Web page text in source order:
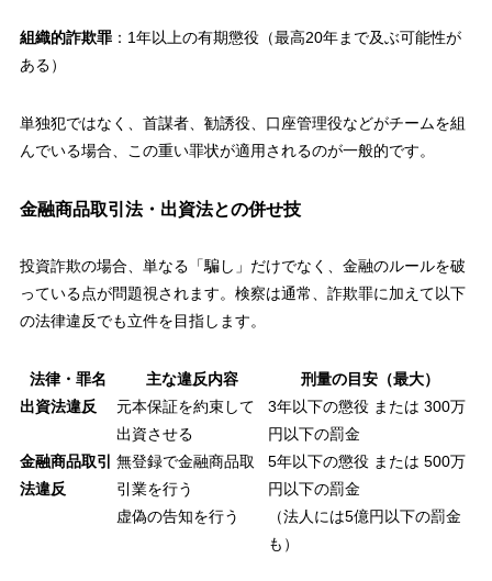
組織的詐欺罪：1年以上の有期懲役（最高20年まで及ぶ可能性が
ある）
単独犯ではなく、首謀者、勧誘役、口座管理役などがチームを組
んでいる場合、この重い罪状が適用されるのが一般的です。
金融商品取引法・出資法との併せ技
投資詐欺の場合、単なる「騙し」だけでなく、金融のルールを破
っている点が問題視されます。検察は通常、詐欺罪に加えて以下
の法律違反でも立件を目指します。
法律・罪名 主な違反内容
刑量の目安（最大）
出資法違反
元本保証を約束して
出資させる
3年以下の懲役 または 300万
円以下の罰金
金融商品取引
法違反
無登録で金融商品取
引業を行う
虚偽の告知を行う
5年以下の懲役 または 500万
円以下の罰金
（法人には5億円以下の罰金
も）